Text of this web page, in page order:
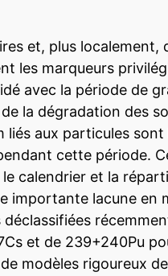
et, plus
les marqueurs
avec la période de
la dégradation des
aux particules
cette période.
calendrier et la
importante lacune
et de 239+240Pu
modèles rigoureux